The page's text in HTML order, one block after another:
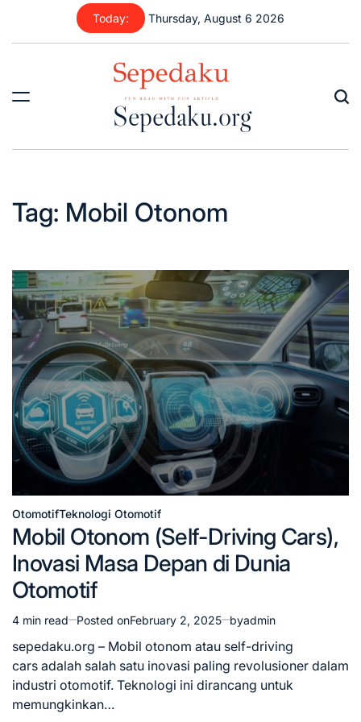
content
Today: Thursday, August 6 2026
Sepedaku.org
Tag: Mobil Otonom
Posted
in
OtomotifTeknologi Otomotif
Mobil Otonom (Self-Driving Cars),
Inovasi Masa Depan di Dunia
Otomotif
Estimated
read
time
4 min read Posted onFebruary 2, 2025 byadmin
sepedaku.org – Mobil otonom atau self-driving
cars adalah salah satu inovasi paling revolusioner dalam
industri otomotif. Teknologi ini dirancang untuk
memungkinkan…